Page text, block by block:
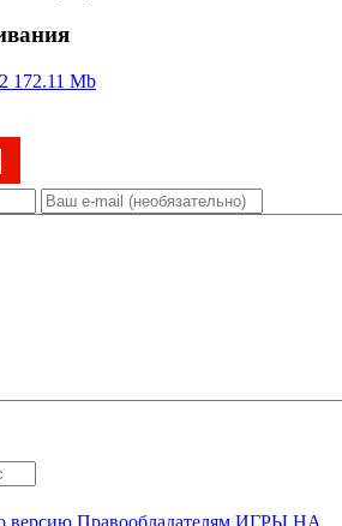
172.11 Mb
версию Правообладателям ИГРЫ НА